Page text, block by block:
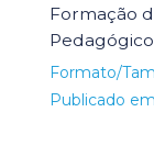
Formação
Formato/
Publicado